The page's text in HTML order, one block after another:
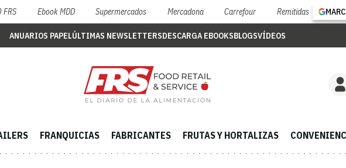
FRS Ebook MDD Supermercados Mercadona Carrefour Remitidas
ANUARIOS PAPELÚLTIMAS NEWSLETTERSDESCARGA EBOOKSBLOGSVÍDEOS
FRANQUICIAS FABRICANTES FRUTAS Y HORTALIZAS